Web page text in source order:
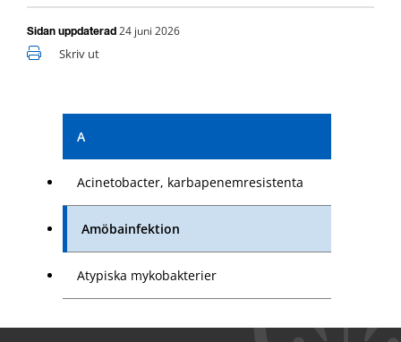
A
Acinetobacter, karbapenemresistenta
Amöbainfektion
Atypiska mykobakterier
Sidan uppdaterad 24 juni 2026
Skriv ut